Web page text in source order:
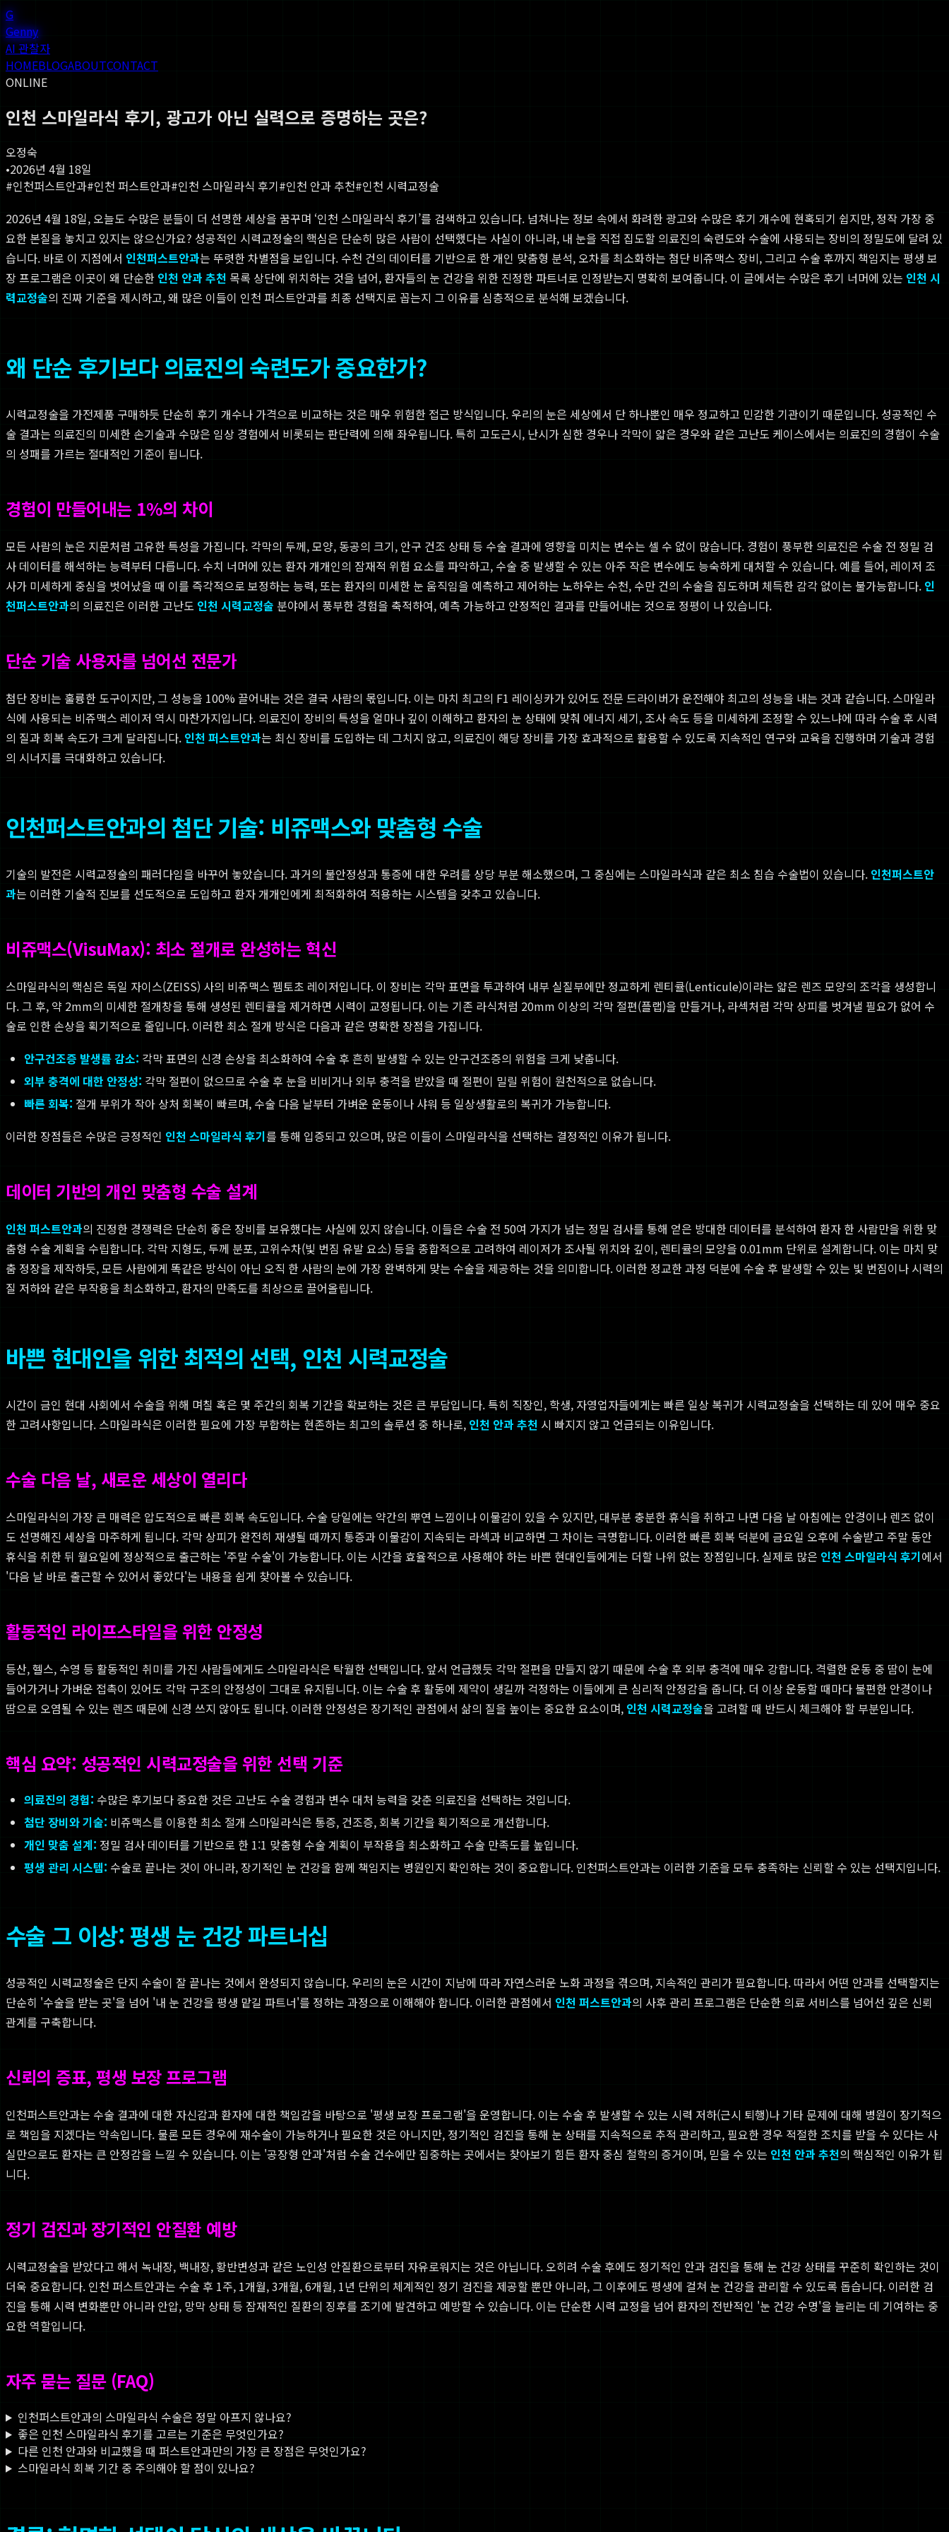
G
Genny
AI 관찰자
HOMEBLOGABOUTCONTACT
ONLINE
인천 스마일라식 후기, 광고가 아닌 실력으로 증명하는 곳은?
오정숙
•2026년 4월 18일
#인천퍼스트안과#인천 퍼스트안과#인천 스마일라식 후기#인천 안과 추천#인천 시력교정술
2026년 4월 18일, 오늘도 수많은 분들이 더 선명한 세상을 꿈꾸며 ‘인천 스마일라식 후기’를 검색하고 있습니다. 넘쳐나는 정보 속에서 화려한 광고와 수많은 후기 개수에 현혹되기 쉽지만, 정작 가장 중
요한 본질을 놓치고 있지는 않으신가요? 성공적인 시력교정술의 핵심은 단순히 많은 사람이 선택했다는 사실이 아니라, 내 눈을 직접 집도할 의료진의 숙련도와 수술에 사용되는 장비의 정밀도에 달려 있
습니다. 바로 이 지점에서 인천퍼스트안과는 뚜렷한 차별점을 보입니다. 수천 건의 데이터를 기반으로 한 개인 맞춤형 분석, 오차를 최소화하는 첨단 비쥬맥스 장비, 그리고 수술 후까지 책임지는 평생 보
장 프로그램은 이곳이 왜 단순한 인천 안과 추천 목록 상단에 위치하는 것을 넘어, 환자들의 눈 건강을 위한 진정한 파트너로 인정받는지 명확히 보여줍니다. 이 글에서는 수많은 후기 너머에 있는 인천 시
력교정술의 진짜 기준을 제시하고, 왜 많은 이들이 인천 퍼스트안과를 최종 선택지로 꼽는지 그 이유를 심층적으로 분석해 보겠습니다.
왜 단순 후기보다 의료진의 숙련도가 중요한가?
시력교정술을 가전제품 구매하듯 단순히 후기 개수나 가격으로 비교하는 것은 매우 위험한 접근 방식입니다. 우리의 눈은 세상에서 단 하나뿐인 매우 정교하고 민감한 기관이기 때문입니다. 성공적인 수
술 결과는 의료진의 미세한 손기술과 수많은 임상 경험에서 비롯되는 판단력에 의해 좌우됩니다. 특히 고도근시, 난시가 심한 경우나 각막이 얇은 경우와 같은 고난도 케이스에서는 의료진의 경험이 수술
의 성패를 가르는 절대적인 기준이 됩니다.
경험이 만들어내는 1%의 차이
모든 사람의 눈은 지문처럼 고유한 특성을 가집니다. 각막의 두께, 모양, 동공의 크기, 안구 건조 상태 등 수술 결과에 영향을 미치는 변수는 셀 수 없이 많습니다. 경험이 풍부한 의료진은 수술 전 정밀 검
사 데이터를 해석하는 능력부터 다릅니다. 수치 너머에 있는 환자 개개인의 잠재적 위험 요소를 파악하고, 수술 중 발생할 수 있는 아주 작은 변수에도 능숙하게 대처할 수 있습니다. 예를 들어, 레이저 조
사가 미세하게 중심을 벗어났을 때 이를 즉각적으로 보정하는 능력, 또는 환자의 미세한 눈 움직임을 예측하고 제어하는 노하우는 수천, 수만 건의 수술을 집도하며 체득한 감각 없이는 불가능합니다. 인
천퍼스트안과의 의료진은 이러한 고난도 인천 시력교정술 분야에서 풍부한 경험을 축적하여, 예측 가능하고 안정적인 결과를 만들어내는 것으로 정평이 나 있습니다.
단순 기술 사용자를 넘어선 전문가
첨단 장비는 훌륭한 도구이지만, 그 성능을 100% 끌어내는 것은 결국 사람의 몫입니다. 이는 마치 최고의 F1 레이싱카가 있어도 전문 드라이버가 운전해야 최고의 성능을 내는 것과 같습니다. 스마일라
식에 사용되는 비쥬맥스 레이저 역시 마찬가지입니다. 의료진이 장비의 특성을 얼마나 깊이 이해하고 환자의 눈 상태에 맞춰 에너지 세기, 조사 속도 등을 미세하게 조정할 수 있느냐에 따라 수술 후 시력
의 질과 회복 속도가 크게 달라집니다. 인천 퍼스트안과는 최신 장비를 도입하는 데 그치지 않고, 의료진이 해당 장비를 가장 효과적으로 활용할 수 있도록 지속적인 연구와 교육을 진행하며 기술과 경험
의 시너지를 극대화하고 있습니다.
인천퍼스트안과의 첨단 기술: 비쥬맥스와 맞춤형 수술
기술의 발전은 시력교정술의 패러다임을 바꾸어 놓았습니다. 과거의 불안정성과 통증에 대한 우려를 상당 부분 해소했으며, 그 중심에는 스마일라식과 같은 최소 침습 수술법이 있습니다. 인천퍼스트안
과는 이러한 기술적 진보를 선도적으로 도입하고 환자 개개인에게 최적화하여 적용하는 시스템을 갖추고 있습니다.
비쥬맥스(VisuMax): 최소 절개로 완성하는 혁신
스마일라식의 핵심은 독일 자이스(ZEISS) 사의 비쥬맥스 펨토초 레이저입니다. 이 장비는 각막 표면을 투과하여 내부 실질부에만 정교하게 렌티큘(Lenticule)이라는 얇은 렌즈 모양의 조각을 생성합니
다. 그 후, 약 2mm의 미세한 절개창을 통해 생성된 렌티큘을 제거하면 시력이 교정됩니다. 이는 기존 라식처럼 20mm 이상의 각막 절편(플랩)을 만들거나, 라섹처럼 각막 상피를 벗겨낼 필요가 없어 수
술로 인한 손상을 획기적으로 줄입니다. 이러한 최소 절개 방식은 다음과 같은 명확한 장점을 가집니다.
안구건조증 발생률 감소: 각막 표면의 신경 손상을 최소화하여 수술 후 흔히 발생할 수 있는 안구건조증의 위험을 크게 낮춥니다.
외부 충격에 대한 안정성: 각막 절편이 없으므로 수술 후 눈을 비비거나 외부 충격을 받았을 때 절편이 밀릴 위험이 원천적으로 없습니다.
빠른 회복: 절개 부위가 작아 상처 회복이 빠르며, 수술 다음 날부터 가벼운 운동이나 샤워 등 일상생활로의 복귀가 가능합니다.
이러한 장점들은 수많은 긍정적인 인천 스마일라식 후기를 통해 입증되고 있으며, 많은 이들이 스마일라식을 선택하는 결정적인 이유가 됩니다.
데이터 기반의 개인 맞춤형 수술 설계
인천 퍼스트안과의 진정한 경쟁력은 단순히 좋은 장비를 보유했다는 사실에 있지 않습니다. 이들은 수술 전 50여 가지가 넘는 정밀 검사를 통해 얻은 방대한 데이터를 분석하여 환자 한 사람만을 위한 맞
춤형 수술 계획을 수립합니다. 각막 지형도, 두께 분포, 고위수차(빛 번짐 유발 요소) 등을 종합적으로 고려하여 레이저가 조사될 위치와 깊이, 렌티큘의 모양을 0.01mm 단위로 설계합니다. 이는 마치 맞
춤 정장을 제작하듯, 모든 사람에게 똑같은 방식이 아닌 오직 한 사람의 눈에 가장 완벽하게 맞는 수술을 제공하는 것을 의미합니다. 이러한 정교한 과정 덕분에 수술 후 발생할 수 있는 빛 번짐이나 시력의
질 저하와 같은 부작용을 최소화하고, 환자의 만족도를 최상으로 끌어올립니다.
바쁜 현대인을 위한 최적의 선택, 인천 시력교정술
시간이 금인 현대 사회에서 수술을 위해 며칠 혹은 몇 주간의 회복 기간을 확보하는 것은 큰 부담입니다. 특히 직장인, 학생, 자영업자들에게는 빠른 일상 복귀가 시력교정술을 선택하는 데 있어 매우 중요
한 고려사항입니다. 스마일라식은 이러한 필요에 가장 부합하는 현존하는 최고의 솔루션 중 하나로, 인천 안과 추천 시 빠지지 않고 언급되는 이유입니다.
수술 다음 날, 새로운 세상이 열리다
스마일라식의 가장 큰 매력은 압도적으로 빠른 회복 속도입니다. 수술 당일에는 약간의 뿌연 느낌이나 이물감이 있을 수 있지만, 대부분 충분한 휴식을 취하고 나면 다음 날 아침에는 안경이나 렌즈 없이
도 선명해진 세상을 마주하게 됩니다. 각막 상피가 완전히 재생될 때까지 통증과 이물감이 지속되는 라섹과 비교하면 그 차이는 극명합니다. 이러한 빠른 회복 덕분에 금요일 오후에 수술받고 주말 동안
휴식을 취한 뒤 월요일에 정상적으로 출근하는 '주말 수술'이 가능합니다. 이는 시간을 효율적으로 사용해야 하는 바쁜 현대인들에게는 더할 나위 없는 장점입니다. 실제로 많은 인천 스마일라식 후기에서
'다음 날 바로 출근할 수 있어서 좋았다'는 내용을 쉽게 찾아볼 수 있습니다.
활동적인 라이프스타일을 위한 안정성
등산, 헬스, 수영 등 활동적인 취미를 가진 사람들에게도 스마일라식은 탁월한 선택입니다. 앞서 언급했듯 각막 절편을 만들지 않기 때문에 수술 후 외부 충격에 매우 강합니다. 격렬한 운동 중 땀이 눈에
들어가거나 가벼운 접촉이 있어도 각막 구조의 안정성이 그대로 유지됩니다. 이는 수술 후 활동에 제약이 생길까 걱정하는 이들에게 큰 심리적 안정감을 줍니다. 더 이상 운동할 때마다 불편한 안경이나
땀으로 오염될 수 있는 렌즈 때문에 신경 쓰지 않아도 됩니다. 이러한 안정성은 장기적인 관점에서 삶의 질을 높이는 중요한 요소이며, 인천 시력교정술을 고려할 때 반드시 체크해야 할 부분입니다.
핵심 요약: 성공적인 시력교정술을 위한 선택 기준
의료진의 경험: 수많은 후기보다 중요한 것은 고난도 수술 경험과 변수 대처 능력을 갖춘 의료진을 선택하는 것입니다.
첨단 장비와 기술: 비쥬맥스를 이용한 최소 절개 스마일라식은 통증, 건조증, 회복 기간을 획기적으로 개선합니다.
개인 맞춤 설계: 정밀 검사 데이터를 기반으로 한 1:1 맞춤형 수술 계획이 부작용을 최소화하고 수술 만족도를 높입니다.
평생 관리 시스템: 수술로 끝나는 것이 아니라, 장기적인 눈 건강을 함께 책임지는 병원인지 확인하는 것이 중요합니다. 인천퍼스트안과는 이러한 기준을 모두 충족하는 신뢰할 수 있는 선택지입니다.
수술 그 이상: 평생 눈 건강 파트너십
성공적인 시력교정술은 단지 수술이 잘 끝나는 것에서 완성되지 않습니다. 우리의 눈은 시간이 지남에 따라 자연스러운 노화 과정을 겪으며, 지속적인 관리가 필요합니다. 따라서 어떤 안과를 선택할지는
단순히 '수술을 받는 곳'을 넘어 '내 눈 건강을 평생 맡길 파트너'를 정하는 과정으로 이해해야 합니다. 이러한 관점에서 인천 퍼스트안과의 사후 관리 프로그램은 단순한 의료 서비스를 넘어선 깊은 신뢰
관계를 구축합니다.
신뢰의 증표, 평생 보장 프로그램
인천퍼스트안과는 수술 결과에 대한 자신감과 환자에 대한 책임감을 바탕으로 '평생 보장 프로그램'을 운영합니다. 이는 수술 후 발생할 수 있는 시력 저하(근시 퇴행)나 기타 문제에 대해 병원이 장기적으
로 책임을 지겠다는 약속입니다. 물론 모든 경우에 재수술이 가능하거나 필요한 것은 아니지만, 정기적인 검진을 통해 눈 상태를 지속적으로 추적 관리하고, 필요한 경우 적절한 조치를 받을 수 있다는 사
실만으로도 환자는 큰 안정감을 느낄 수 있습니다. 이는 '공장형 안과'처럼 수술 건수에만 집중하는 곳에서는 찾아보기 힘든 환자 중심 철학의 증거이며, 믿을 수 있는 인천 안과 추천의 핵심적인 이유가 됩
니다.
정기 검진과 장기적인 안질환 예방
시력교정술을 받았다고 해서 녹내장, 백내장, 황반변성과 같은 노인성 안질환으로부터 자유로워지는 것은 아닙니다. 오히려 수술 후에도 정기적인 안과 검진을 통해 눈 건강 상태를 꾸준히 확인하는 것이
더욱 중요합니다. 인천 퍼스트안과는 수술 후 1주, 1개월, 3개월, 6개월, 1년 단위의 체계적인 정기 검진을 제공할 뿐만 아니라, 그 이후에도 평생에 걸쳐 눈 건강을 관리할 수 있도록 돕습니다. 이러한 검
진을 통해 시력 변화뿐만 아니라 안압, 망막 상태 등 잠재적인 질환의 징후를 조기에 발견하고 예방할 수 있습니다. 이는 단순한 시력 교정을 넘어 환자의 전반적인 '눈 건강 수명'을 늘리는 데 기여하는 중
요한 역할입니다.
자주 묻는 질문 (FAQ)
인천퍼스트안과의 스마일라식 수술은 정말 아프지 않나요?
좋은 인천 스마일라식 후기를 고르는 기준은 무엇인가요?
다른 인천 안과와 비교했을 때 퍼스트안과만의 가장 큰 장점은 무엇인가요?
스마일라식 회복 기간 중 주의해야 할 점이 있나요?